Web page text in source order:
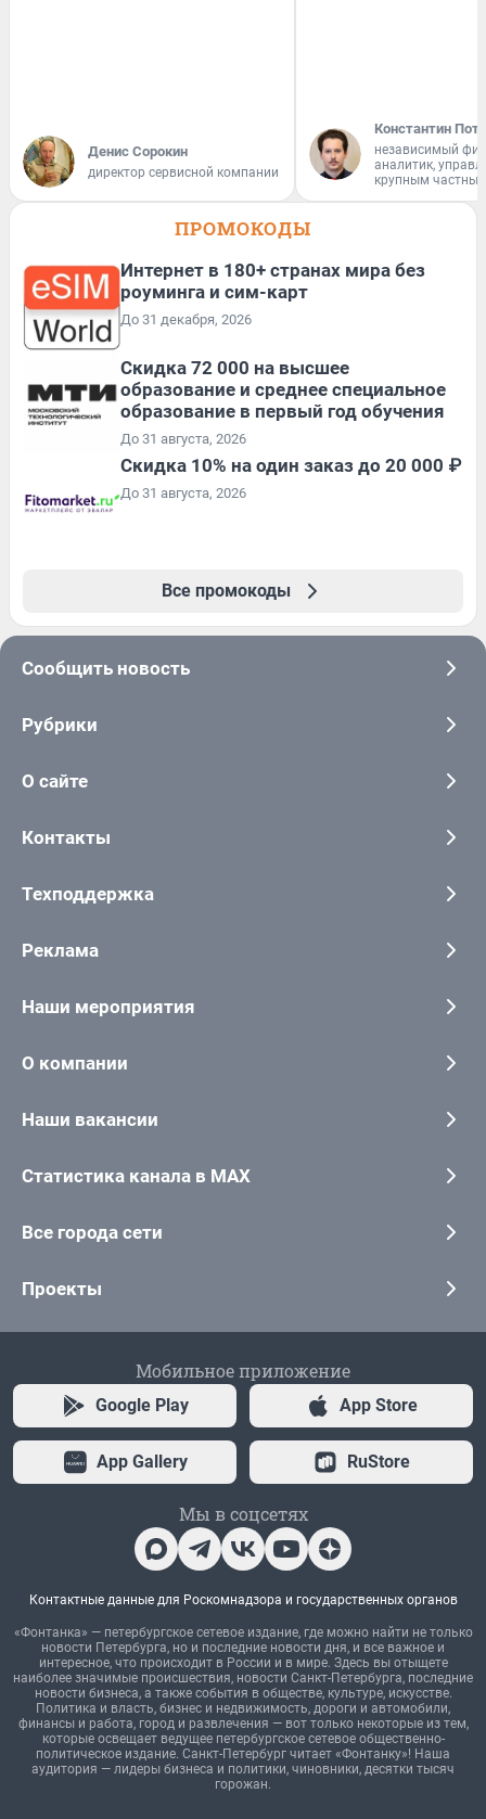
Денис Сорокин
директор сервисной компании
Константин
независимый
аналитик,
крупным
ПРОМОКОДЫ
Интернет в 180+ странах мира без
роуминга и сим-карт
До 31 декабря, 2026
Скидка 72 000 на высшее
образование и среднее специальное
образование в первый год обучения
До 31 августа, 2026
Скидка 10% на один заказ до 20 000 ₽
До 31 августа, 2026
Все промокоды
Сообщить новость
Рубрики
О сайте
Контакты
Техподдержка
Реклама
Наши мероприятия
О компании
Наши вакансии
Статистика канала в MAX
Все города сети
Проекты
Мобильное приложение
Google Play App Store
App Gallery RuStore
Мы в соцсетях
Контактные данные для Роскомнадзора и государственных органов
«Фонтанка» — петербургское сетевое издание, где можно найти не только
новости Петербурга, но и последние новости дня, и все важное и
интересное, что происходит в России и в мире. Здесь вы отыщете
наиболее значимые происшествия, новости Санкт-Петербурга, последние
новости бизнеса, а также события в обществе, культуре, искусстве.
Политика и власть, бизнес и недвижимость, дороги и автомобили,
финансы и работа, город и развлечения — вот только некоторые из тем,
которые освещает ведущее петербургское сетевое общественно-
политическое издание. Санкт-Петербург читает «Фонтанку»! Наша
аудитория — лидеры бизнеса и политики, чиновники, десятки тысяч
горожан.